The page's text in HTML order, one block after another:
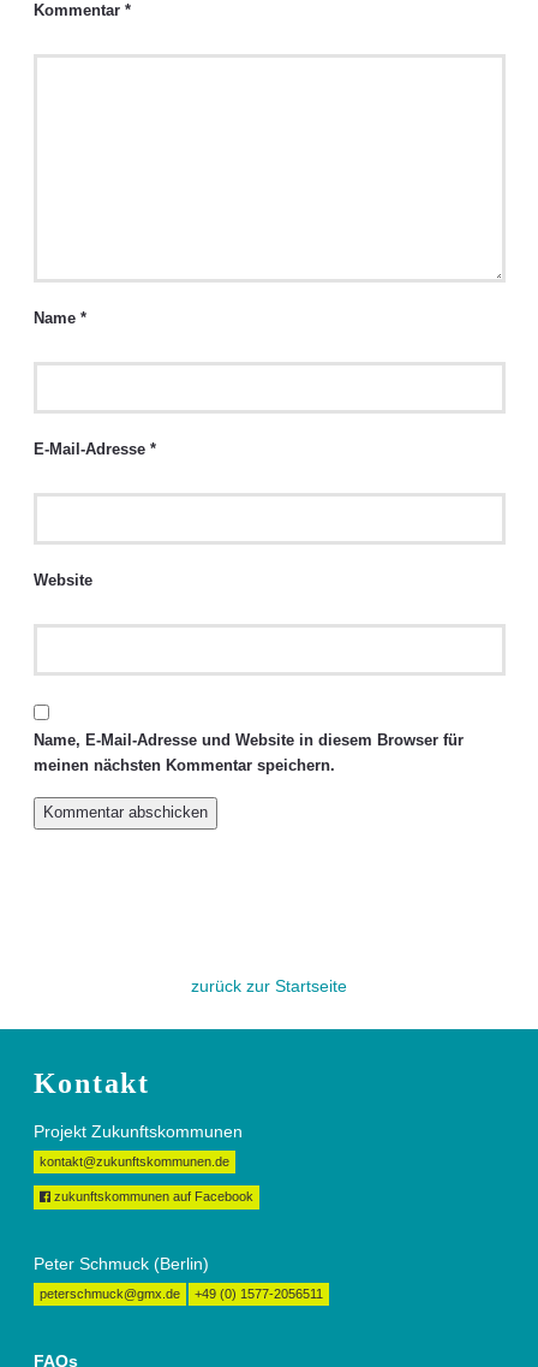
Kommentar *
Name *
E-Mail-Adresse *
Website
Name, E-Mail-Adresse und Website in diesem Browser für
meinen nächsten Kommentar speichern.
zurück zur Startseite
Kontakt
Projekt Zukunftskommunen
kontakt@zukunftskommunen.de
zukunftskommunen auf Facebook
Peter Schmuck (Berlin)
peterschmuck@gmx.de +49 (0) 1577-2056511
FAQs